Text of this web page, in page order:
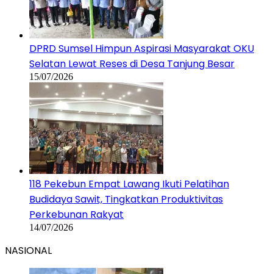
DPRD Sumsel Himpun Aspirasi Masyarakat OKU
Selatan Lewat Reses di Desa Tanjung Besar
15/07/2026
118 Pekebun Empat Lawang Ikuti Pelatihan
Budidaya Sawit, Tingkatkan Produktivitas
Perkebunan Rakyat
14/07/2026
NASIONAL